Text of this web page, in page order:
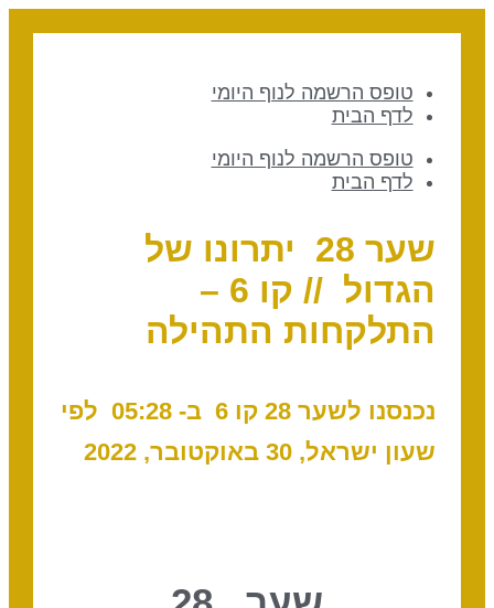
טופס הרשמה לנוף היומי
לדף הבית
טופס הרשמה לנוף היומי
לדף הבית
שער 28 יתרונו של
הגדול // קו 6 –
התלקחות התהילה
נכנסנו לשער 28 קו 6 ב- 05:28 לפי
שעון ישראל, 30 באוקטובר, 2022